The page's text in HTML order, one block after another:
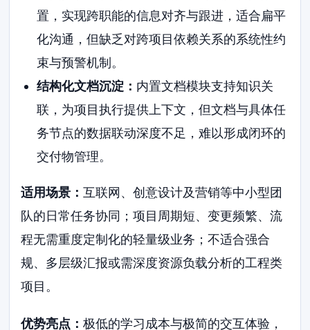
置，实现跨职能的信息对齐与跟进，适合扁平
化沟通，但缺乏对跨项目依赖关系的系统性约
束与预警机制。
结构化文档沉淀： 内置文档模块支持知识关
联，为项目执行提供上下文，但文档与具体任
务节点的数据联动深度不足，难以形成闭环的
交付物管理。
适用场景：互联网、创意设计及营销等中小型团
队的日常任务协同；项目周期短、变更频繁、流
程无需重度定制化的轻量级业务；不适合强合
规、多层级汇报或需深度资源负载分析的工程类
项目。
优势亮点：极低的学习成本与极简的交互体验，